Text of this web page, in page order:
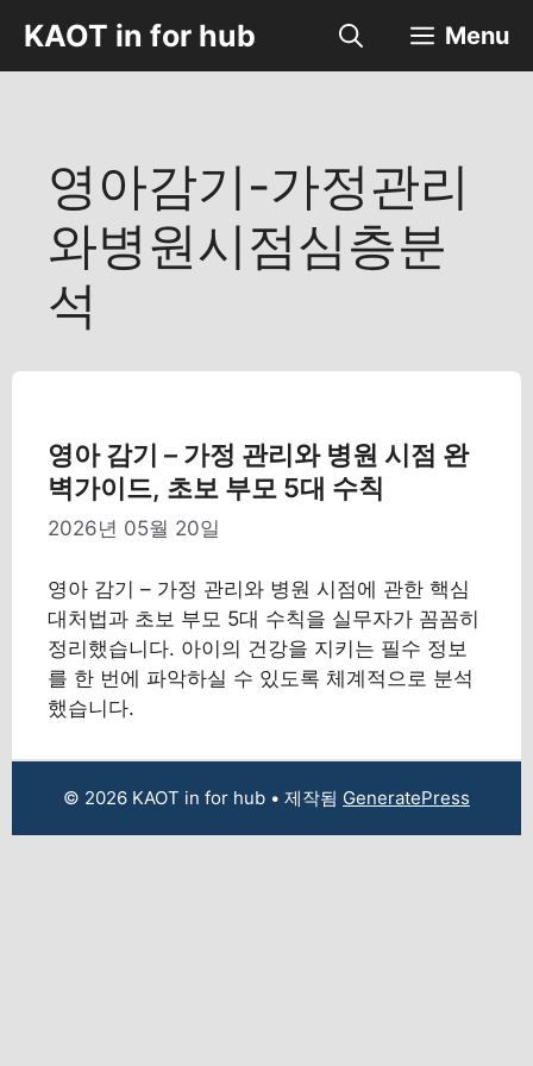
츠
KAOT in for hub Menu
영아감기-가정관리
와병원시점심층분
석
영아 감기 – 가정 관리와 병원 시점 완
벽가이드, 초보 부모 5대 수칙
2026년 05월 20일
영아 감기 – 가정 관리와 병원 시점에 관한 핵심
대처법과 초보 부모 5대 수칙을 실무자가 꼼꼼히
정리했습니다. 아이의 건강을 지키는 필수 정보
를 한 번에 파악하실 수 있도록 체계적으로 분석
했습니다.
© 2026 KAOT in for hub • 제작됨 GeneratePress